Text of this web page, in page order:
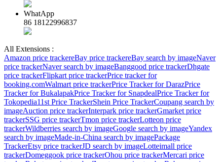
WhatApp
86 18122996837
All Extensions :
Amazon price trackereBay price trackereBay search by imageNaver
price trackerNaver search by imageBanggood price trackerDhgate
price trackerFlipkart price trackerPrice tracker for
booking.comWalmart price trackerPrice Tracker for DarazPrice
Tracker for BukalapakPrice Tracker for SnapdealPrice Tracker for
Tokopedia11st Price TrackerShein Price TrackerCoupang search by
imageAuction price trackerInterpark price trackerGmarket price
trackerSSG price trackerTmon price trackerLotteon price
trackerWildberries search by imageGoogle search by imageYandex
search by imageMade-in-China search by imagePackage
TrackerEtsy price trackerJD search by imageLotteimall price
trackerDomeggook price trackerOhou price trackerMercari price